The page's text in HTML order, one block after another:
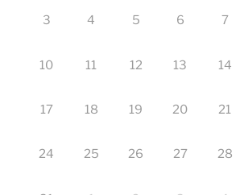
3 4 5 6 7
10 11 12 13 14
17 18 19 20 21
24 25 26 27 28